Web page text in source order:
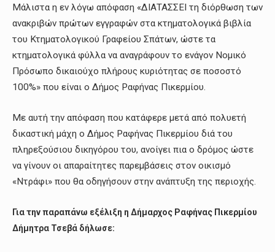
Μάλιστα η εν λόγω απόφαση «ΔΙΑΤΑΣΣΕΙ τη διόρθωση των
ανακριβών πρώτων εγγραφών στα κτηματολογικά βιβλία
του Κτηματολογικού Γραφείου Σπάτων, ώστε τα
κτηματολογικά φύλλα να αναγράφουν το ενάγον Νομικό
Πρόσωπο δικαιούχο πλήρους κυριότητας σε ποσοστό
100%» που είναι ο Δήμος Ραφήνας Πικερμίου.
Με αυτή την απόφαση που κατάφερε μετά από πολυετή
δικαστική μάχη ο Δήμος Ραφήνας Πικερμίου διά του
πληρεξούσιου δικηγόρου του, ανοίγει πια ο δρόμος ώστε
να γίνουν οι απαραίτητες παρεμβάσεις στον οικισμό
«Ντράφι» που θα οδηγήσουν στην ανάπτυξη της περιοχής.
Για την παραπάνω εξέλιξη η Δήμαρχος Ραφήνας Πικερμίου
Δήμητρα Τσεβά δήλωσε: